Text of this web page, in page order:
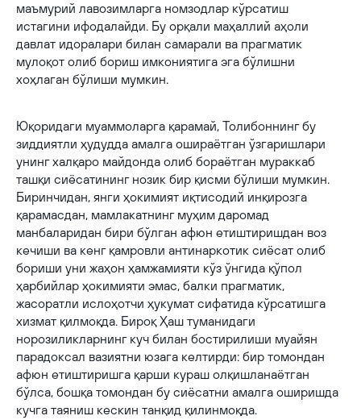
маъмурий лавозимларга номзодлар кўрсатиш
истагини ифодалайди. Бу орқали маҳаллий аҳоли
давлат идоралари билан самарали ва прагматик
мулоқот олиб бориш имкониятига эга бўлишни
хоҳлаган бўлиши мумкин.
Юқоридаги муаммоларга қарамай, Толибоннинг бу
зиддиятли ҳудудда амалга ошираётган ўзгаришлари
унинг халқаро майдонда олиб бораётган мураккаб
ташқи сиёсатининг нозик бир қисми бўлиши мумкин.
Биринчидан, янги ҳокимият иқтисодий инқирозга
қарамасдан, мамлакатнинг муҳим даромад
манбаларидан бири бўлган афюн етиштиришдан воз
кечиши ва кенг қамровли антинаркотик сиёсат олиб
бориши уни жаҳон ҳамжамияти кўз ўнгида қўпол
ҳарбийлар ҳокимияти эмас, балки прагматик,
жасоратли ислоҳотчи ҳукумат сифатида кўрсатишга
хизмат қилмоқда. Бироқ Ҳаш туманидаги
норозиликларнинг куч билан бостирилиши муайян
парадоксал вазиятни юзага келтирди: бир томондан
афюн етиштиришга қарши кураш олқишланаётган
бўлса, бошқа томондан бу сиёсатни амалга оширишда
кучга таяниш кескин танқид қилинмоқда.